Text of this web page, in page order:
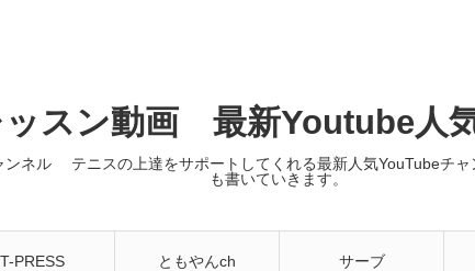
スン動画 最新Youtube人
ンネル テニスの上達をサポートしてくれる最新人気YouTubeチ
も書いていきます。
T-PRESS ともやんch サーブ